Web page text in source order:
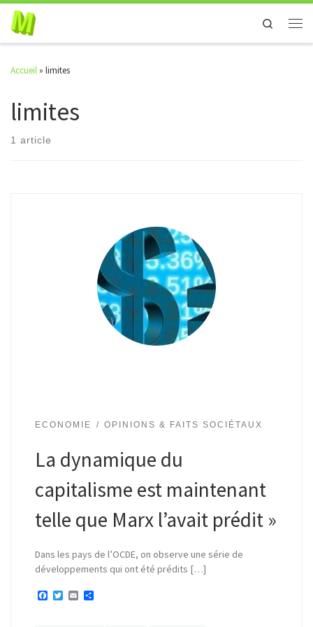
Skip to content
Search
Accueil » limites
limites
1 article
ECONOMIE OPINIONS & FAITS SOCIÉTAUX
La dynamique du
capitalisme est maintenant
telle que Marx l’avait prédit »
Dans les pays de l’OCDE, on observe une série de
développements qui ont été prédits […]
F
a
T
w
E
m